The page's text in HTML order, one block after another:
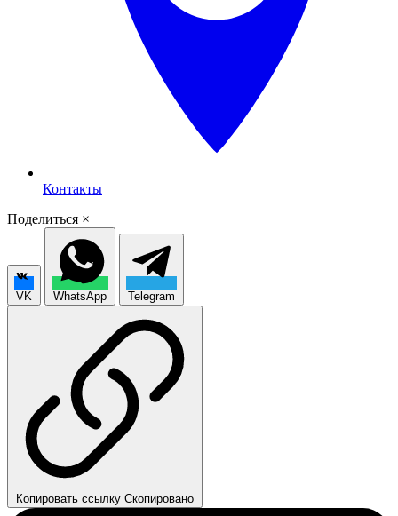
Контакты
Поделиться ×
VK WhatsApp Telegram
Копировать ссылку Скопировано